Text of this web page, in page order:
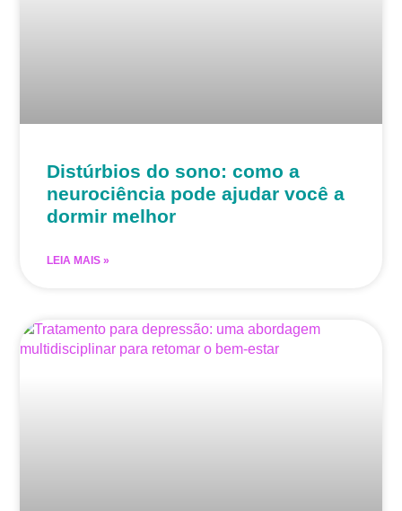
Distúrbios do sono: como a
neurociência pode ajudar você a
dormir melhor
LEIA MAIS »